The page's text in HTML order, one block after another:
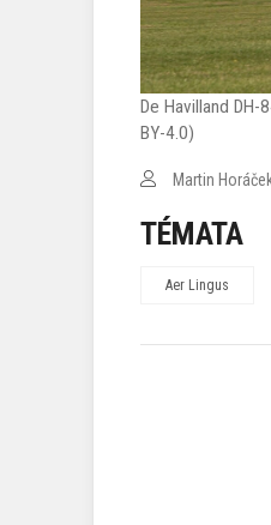
De Havilland
BY-4.0)
Martin
TÉMATA
Aer Lingus